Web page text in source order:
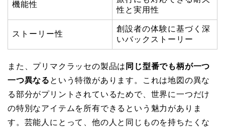
機能性
性と実用性
ストーリー性
創設者の体験に基づく深
いバックストーリー
また、プリマクラッセの製品は 同じ型番でも柄が一つ
一つ異なる という特徴があります。これは地図の異な
る部分がプリントされているためで、世界に一つだけ
の特別なアイテムを所有できるという魅力がありま
す。芸能人にとって、他の人と同じものを持ちたくな